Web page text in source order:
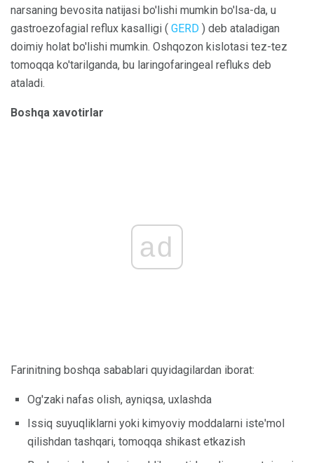
narsaning bevosita natijasi bo'lishi mumkin bo'lsa-da, u
gastroezofagial reflux kasalligi ( GERD ) deb ataladigan
doimiy holat bo'lishi mumkin. Oshqozon kislotasi tez-tez
tomoqqa ko'tarilganda, bu laringofaringeal refluks deb
ataladi.
Boshqa xavotirlar
ad
Farinitning boshqa sabablari quyidagilardan iborat:
Og'zaki nafas olish, ayniqsa, uxlashda
Issiq suyuqliklarni yoki kimyoviy moddalarni iste'mol
qilishdan tashqari, tomoqqa shikast etkazish